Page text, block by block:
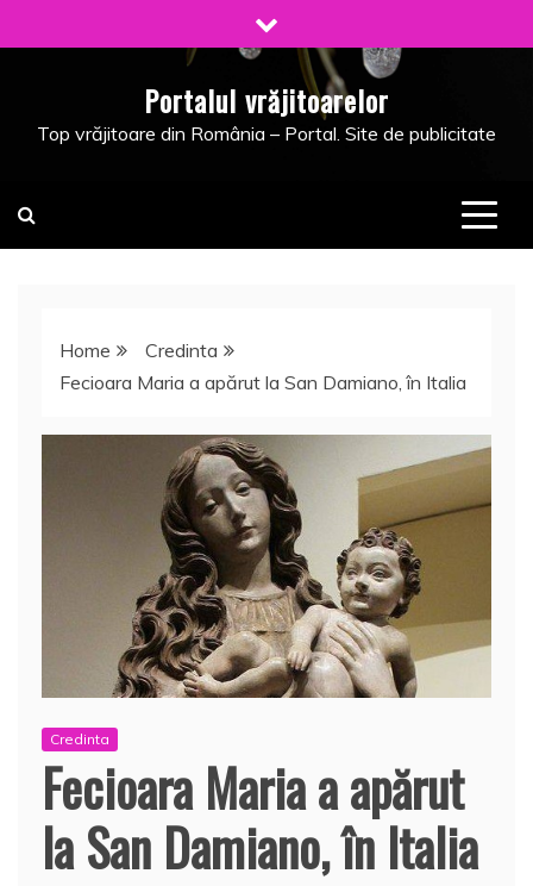
to
Portalul vrăjitoarelor
Top vrăjitoare din România – Portal. Site de publicitate
Home
Credinta
Fecioara Maria a apărut la San Damiano, în Italia
Credinta
Fecioara Maria a apărut
la San Damiano, în Italia